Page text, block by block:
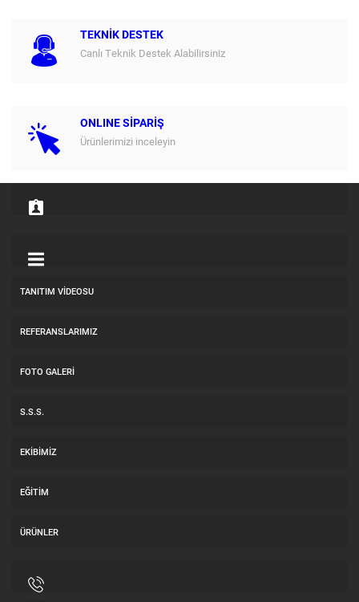
TEKNİK DESTEK
Canlı Teknik Destek Alabilirsiniz
ONLINE SİPARİŞ
Ürünlerimizi inceleyin
TANITIM VIDEOSU
REFERANSLARIMIZ
FOTO GALERI
S.S.S.
EKIBIMIZ
EĞITIM
ÜRÜNLER